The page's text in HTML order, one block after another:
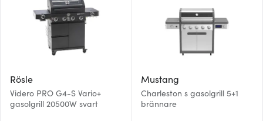
Rösle
Videro PRO G4-S Vario+
gasolgrill 20500W svart
Mustang
Charleston s gasolgrill 5+1
brännare